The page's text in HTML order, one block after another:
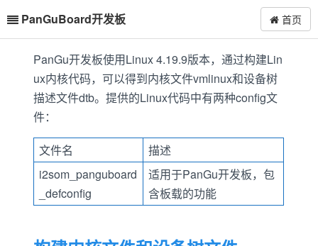
PanGuBoard开发板 首页
PanGu开发板使用Linux 4.19.9版本，通过构建Lin
ux内核代码，可以得到内核文件vmlinux和设备树
描述文件dtb。提供的Linux代码中有两种config文
件：
文件名
描述
i2som_panguboard
_defconfig
适用于PanGu开发板，包
含板载的功能